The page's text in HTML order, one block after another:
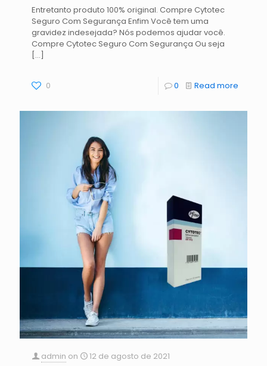
Entretanto produto 100% original. Compre Cytotec
Seguro Com Segurança Enfim Você tem uma
gravidez indesejada? Nós podemos ajudar você.
Compre Cytotec Seguro Com Segurança Ou seja
[…]
0 0 Read more
admin on
12 de agosto de 2021